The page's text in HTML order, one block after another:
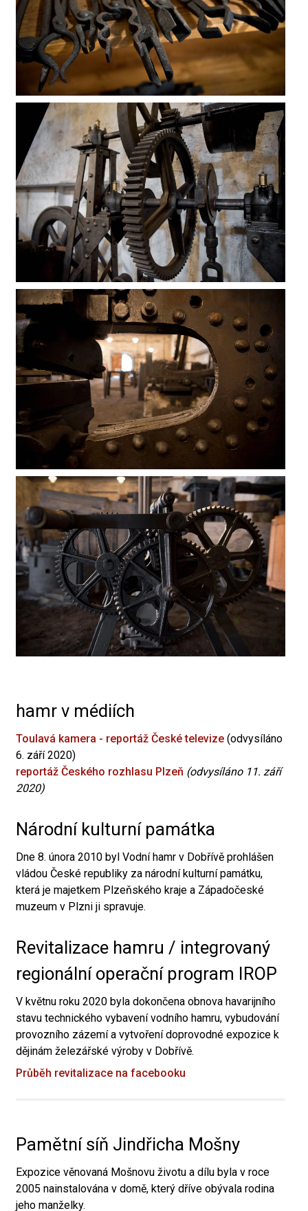
hamr v médiích
Toulavá kamera - reportáž České televize (odvysíláno
6. září 2020)
reportáž Českého rozhlasu Plzeň (odvysíláno 11. září
2020)
Národní kulturní památka
Dne 8. února 2010 byl Vodní hamr v Dobřívě prohlášen
vládou České republiky za národní kulturní památku,
která je majetkem Plzeňského kraje a Západočeské
muzeum v Plzni ji spravuje.
Revitalizace hamru / integrovaný
regionální operační program IROP
V květnu roku 2020 byla dokončena obnova havarijního
stavu technického vybavení vodního hamru, vybudování
provozního zázemí a vytvoření doprovodné expozice k
dějinám železářské výroby v Dobřívě.
Průběh revitalizace na facebooku
Pamětní síň Jindřicha Mošny
Expozice věnovaná Mošnovu životu a dílu byla v roce
2005 nainstalována v domě, který dříve obývala rodina
jeho manželky.